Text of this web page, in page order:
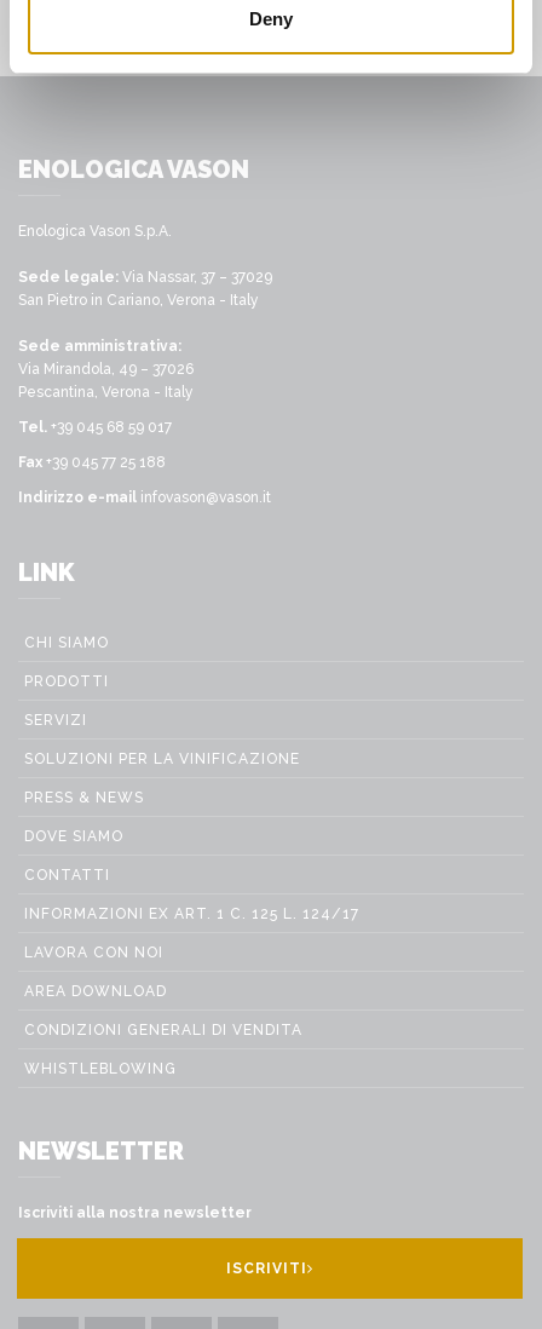
Deny
ENOLOGICA VASON
Enologica Vason S.p.A.
Sede legale: Via Nassar, 37 – 37029
San Pietro in Cariano, Verona - Italy
Sede amministrativa:
Via Mirandola, 49 – 37026
Pescantina, Verona - Italy
Tel. +39 045 68 59 017
Fax +39 045 77 25 188
Indirizzo e-mail infovason@vason.it
LINK
CHI SIAMO
PRODOTTI
SERVIZI
SOLUZIONI PER LA VINIFICAZIONE
PRESS & NEWS
DOVE SIAMO
CONTATTI
INFORMAZIONI EX ART. 1 C. 125 L. 124/17
LAVORA CON NOI
AREA DOWNLOAD
CONDIZIONI GENERALI DI VENDITA
WHISTLEBLOWING
NEWSLETTER
Iscriviti alla nostra newsletter
ISCRIVITI